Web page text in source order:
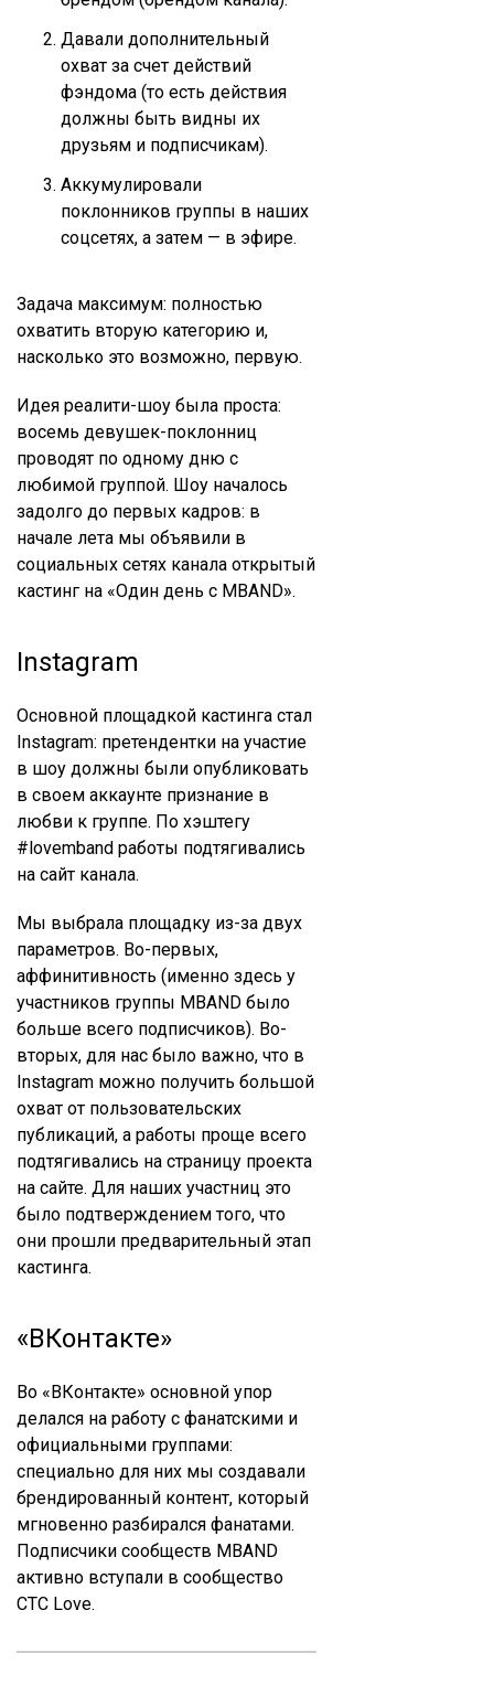
Давали дополнительный
охват за счет действий
фэндома (то есть действия
должны быть видны их
друзьям и подписчикам).
Аккумулировали
поклонников группы в наших
соцсетях, а затем — в эфире.
Задача максимум: полностью
охватить вторую категорию и,
насколько это возможно, первую.
Идея реалити-шоу была проста:
восемь девушек-поклонниц
проводят по одному дню с
любимой группой. Шоу началось
задолго до первых кадров: в
начале лета мы объявили в
социальных сетях канала открытый
кастинг на «Один день с MBAND».
Instagram
Основной площадкой кастинга стал
Instagram: претендентки на участие
в шоу должны были опубликовать
в своем аккаунте признание в
любви к группе. По хэштегу
#lovemband работы подтягивались
на сайт канала.
Мы выбрала площадку из-за двух
параметров. Во-первых,
аффинитивность (именно здесь у
участников группы MBAND было
больше всего подписчиков). Во-
вторых, для нас было важно, что в
Instagram можно получить большой
охват от пользовательских
публикаций, а работы проще всего
подтягивались на страницу проекта
на сайте. Для наших участниц это
было подтверждением того, что
они прошли предварительный этап
кастинга.
«ВКонтакте»
Во «ВКонтакте» основной упор
делался на работу с фанатскими и
официальными группами:
специально для них мы создавали
брендированный контент, который
мгновенно разбирался фанатами.
Подписчики сообществ MBAND
активно вступали в сообщество
СТС Love.